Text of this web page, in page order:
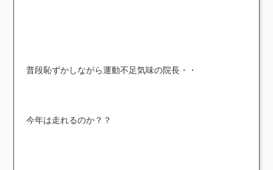
普段恥ずかしながら運動不足気味の院長・・
今年は走れるのか？？